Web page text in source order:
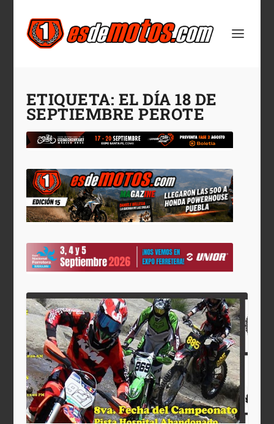
ETIQUETA: EL DÍA 18 DE
SEPTIEMBRE PEROTE